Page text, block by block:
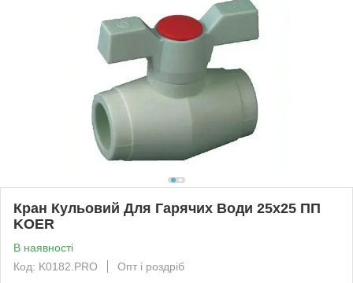
Кран Кульовий Для Гарячих Води 25х25 ПП
KOER
В наявності
Код: K0182.PRO
Опт і роздріб